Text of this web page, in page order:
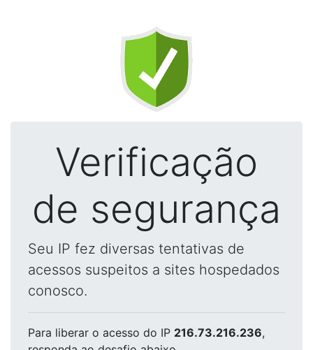
Verificação
de segurança
Seu IP fez diversas tentativas de
acessos suspeitos a sites hospedados
conosco.
Para liberar o acesso do IP 216.73.216.236,